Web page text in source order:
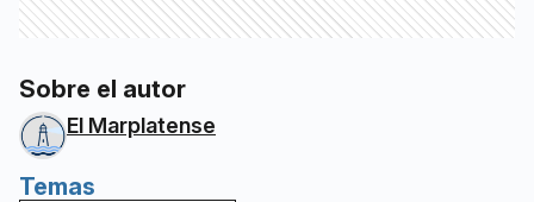
Sobre el autor
El Marplatense
Temas